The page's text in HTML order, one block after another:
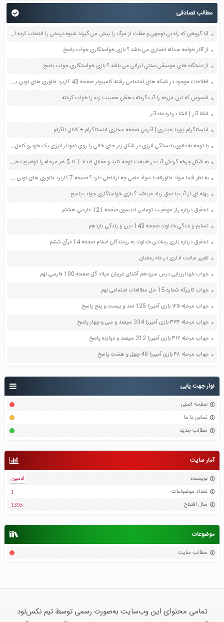
نوار جهت یابی
صفحه اصلی
تماس با ما
مطالب جدید
آمار سایت
نویسنده :
ادمین
تعداد موضواعات :
1
سال افتتاح :
1395
موضوعات
مطالب سایت
مطالب تصادفی
آیا گروهی که راه بی توجهی و عفلت از مرگ را پیش می گیرند شیوه درستی را انتخاب کرده اند چرا ؟ صفحه 45 دین و زندگی دهم
از آثار خواجه عبداله انصاری می باشد ؟ بازی خواستگاری جواب پاسخ
از دستگاه های موسیقی سنتی ایرانی می باشد ؟ بازی خواستگاری جواب پاسخ
اطلاعات موجود در شبکه های اجتماعی رشته کامپیوتر صفحه 43 کاربرد فناوری های نوین یازدهم
افسوس که این مزرعه را آب گرفته دهقان مصیبت زده را خواب گرفته
انشا آذر | انشا درباره ماه آذر
اینستاگرام پوریا حیدری | آدرس صفحه مجازی اینستاگرام + کانال تلگرام
با توجه به قانون پایستگی انرژی در شکل زیر جای خالی را روی نمودار انرژی یک خودرو کامل کنید صفحه 70 علوم هفتم
به شکل چرخه گردش آب در طبیعت توجه کنید و مقابل اعداد 1 تا 5 هر مرحله را توضیح دهید صفحه 79 مطالعات اجتماعی هفتم
به نظر شما سواد فناورانه با سواد علمی چه ارتباطی دارد ؟ صفحه 7 کاربرد فناوری های نوین یازدهم
پهنه ای از آب با عمق زیاد میباشد ؟ بازی خواستگاری جواب پاسخ
تحقیق درباره راز موفقیت توماس ادیسون صفحه 121 فارسی هشتم
تسلیم و بندگی خداوند صفحه 143 دین و زندگی یازدهم
تحقیق درباره یاری رساندن خداوند به رزمندگان اسلام صفحه 14 قرآن ششم
تغییر ساعت اداری در ماه رمضان
جواب خودارزیابی درس سیزدهم آشنای غریبان میلاد گل صفحه 100 فارسی نهم
جواب کاربرگه شماره 15 حل مطالعات اجتماعی نهم
جواب مرحله ۱۲۵ بازی آمیرزا 125 صد و بیست و پنج پاسخ
جواب مرحله ۳۳۴ بازی آمیرزا 334 سیصد و سی و چهار پاسخ
جواب مرحله ۳۱۲ بازی آمیرزا 312 سیصد و دوازده پاسخ
جواب مرحله ۴۸ بازی آمیرزا 48 چهل و هشت پاسخ
تمامی محتوای این وب‌سایت به‌صورت رسمی توسط تیم نکس‌لود